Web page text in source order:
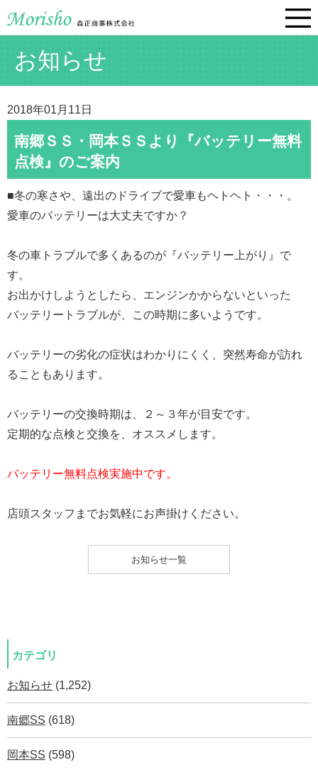
お知らせ
2018年01月11日
南郷ＳＳ・岡本ＳＳより『バッテリー無料
点検』のご案内
■冬の寒さや、遠出のドライブで愛車もヘトヘト・・・。
愛車のバッテリーは大丈夫ですか？
冬の車トラブルで多くあるのが『バッテリー上がり』で
す。
お出かけしようとしたら、エンジンかからないといった
バッテリートラブルが、この時期に多いようです。
バッテリーの劣化の症状はわかりにくく、突然寿命が訪れ
ることもあります。
バッテリーの交換時期は、２～３年が目安です。
定期的な点検と交換を、オススメします。
バッテリー無料点検実施中です。
店頭スタッフまでお気軽にお声掛けください。
お知らせ一覧
カテゴリ
お知らせ (1,252)
南郷SS (618)
岡本SS (598)